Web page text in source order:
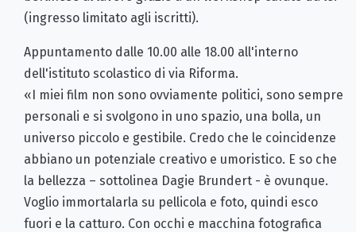
(ingresso limitato agli iscritti).
Appuntamento dalle 10.00 alle 18.00 all'interno
dell'istituto scolastico di via Riforma.
«I miei film non sono ovviamente politici, sono sempre
personali e si svolgono in uno spazio, una bolla, un
universo piccolo e gestibile. Credo che le coincidenze
abbiano un potenziale creativo e umoristico. E so che
la bellezza – sottolinea Dagie Brundert - è ovunque.
Voglio immortalarla su pellicola e foto, quindi esco
fuori e la catturo. Con occhi e macchina fotografica